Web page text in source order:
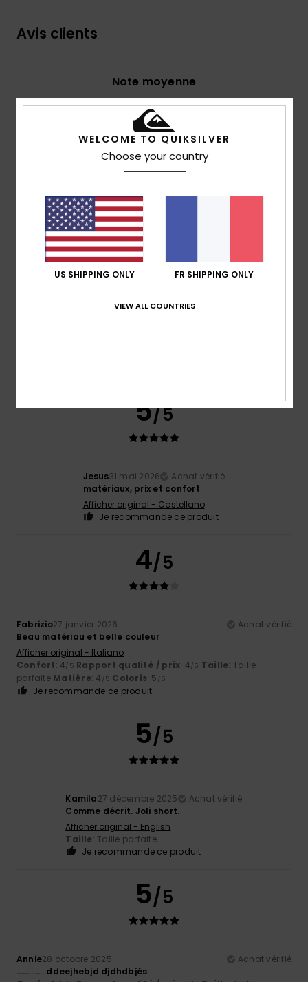
Avis clients
Note moyenne
4.8
4 avis vérifiésdepuis octobre 2025
100% de nos clients recommandent ce produit
Confort
4.5
4.5
5/5
Jesus31 mai 2026
Achat vérifié
matériaux, prix et confort
Afficher original - Castellano
Je recommande ce produit
4/5
Fabrizio27 janvier 2026
Achat vérifié
Beau matériau et belle couleur
Afficher original - Italiano
Confort: 4/5 Rapport qualité / prix: 4/5 Taille: Taille
parfaite Matière: 4 /5 Coloris: 5 /5
Je recommande ce produit
5/5
Kamila27 décembre 2025
Achat vérifié
Comme décrit. Joli short.
Afficher original - English
Taille: Taille parfaite
Je recommande ce produit
5/5
Annie28 octobre 2025
Achat vérifié
…………..ddeejhebjd djdhdbjés
WELCOME TO QUIKSILVER
Choose your country
US SHIPPING ONLY FR SHIPPING ONLY
VIEW ALL COUNTRIES